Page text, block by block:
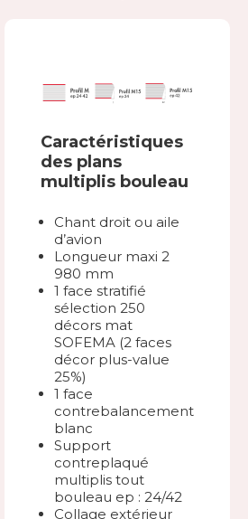
Caractéristiques
des plans
multiplis bouleau
Chant droit ou aile
d’avion
Longueur maxi 2
980 mm
1 face stratifié
sélection 250
décors mat
SOFEMA (2 faces
décor plus-value
25%)
1 face
contrebalancement
blanc
Support
contreplaqué
multiplis tout
bouleau ep : 24/42
Collage extérieur